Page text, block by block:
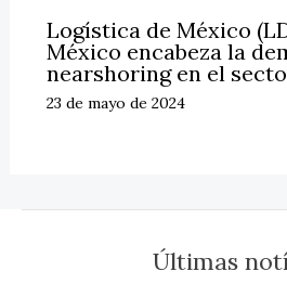
Logística de México
México encabeza la
nearshoring en el
23 de mayo de 2024
Últimas